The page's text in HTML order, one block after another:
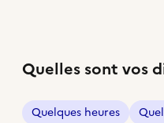
Quelles sont vos
Quelques heures